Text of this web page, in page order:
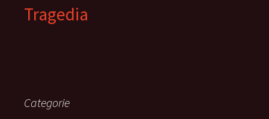
Tragedia
Categorie